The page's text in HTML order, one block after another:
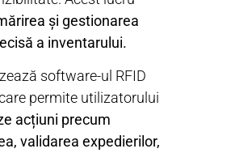
și gestionarea
a inventarului.
software-ul RFID
permite utilizatorului
acțiuni precum
validarea expedierilor,